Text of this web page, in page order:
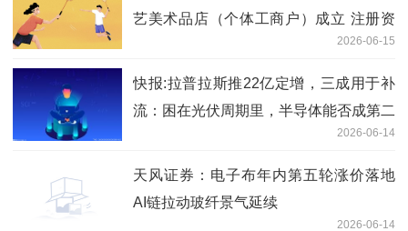
艺美术品店（个体工商户）成立 注册资
2026-06-15
快报:拉普拉斯推22亿定增，三成用于补
流：困在光伏周期里，半导体能否成第二
2026-06-14
天风证券：电子布年内第五轮涨价落地
AI链拉动玻纤景气延续
2026-06-14